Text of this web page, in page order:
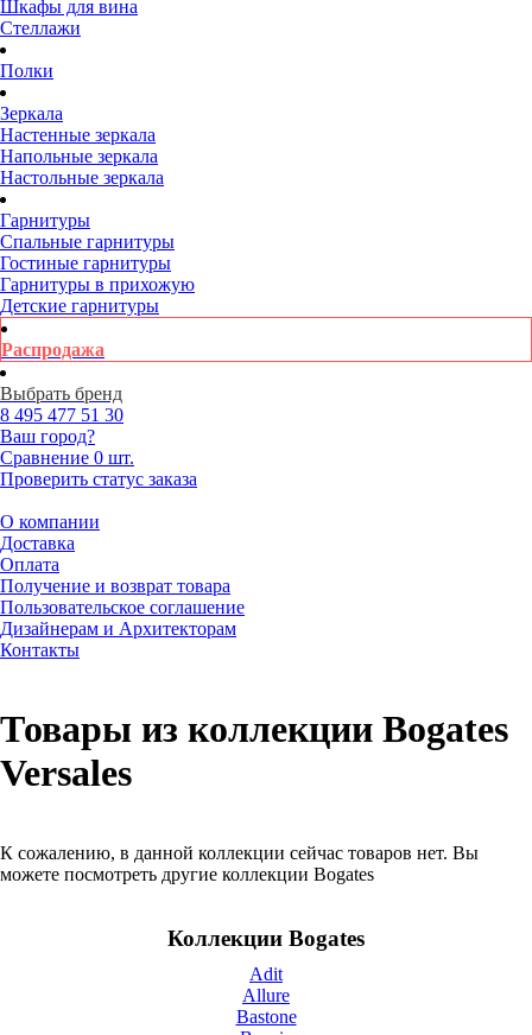
Шкафы для вина
Стеллажи
Полки
Зеркала
Настенные зеркала
Напольные зеркала
Настольные зеркала
Гарнитуры
Спальные гарнитуры
Гостиные гарнитуры
Гарнитуры в прихожую
Детские гарнитуры
Распродажа
Выбрать бренд
8 495 477 51 30
Ваш город?
Сравнение 0 шт.
Проверить статус заказа
О компании
Доставка
Оплата
Получение и возврат товара
Пользовательское соглашение
Дизайнерам и Архитекторам
Контакты
Товары из коллекции Bogates
Versales
К сожалению, в данной коллекции сейчас товаров нет. Вы
можете посмотреть другие коллекции Bogates
Коллекции Bogates
Adit
Allure
Bastone